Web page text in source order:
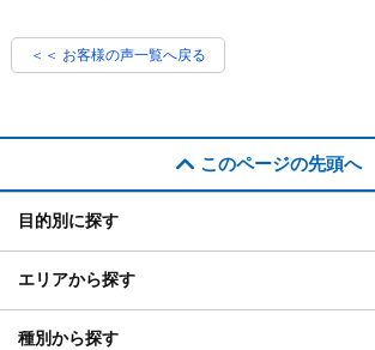
＜＜ お客様の声一覧へ戻る
このページの先頭へ
目的別に探す
エリアから探す
種別から探す